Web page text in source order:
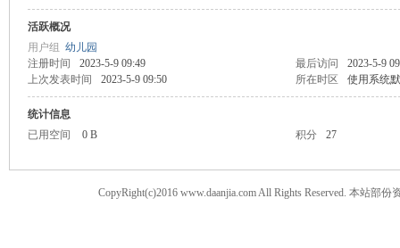
活跃概况
用户组 幼儿园
注册时间
2023-5-9 09:49 最后访问
2023-5-9
上次发表时间
2023-5-9 09:50 所在时区 使用系统
统计信息
已用空间
0 B 积分 27
CopyRight(c)2016 www.daanjia.com All Rights Reserved. 本站